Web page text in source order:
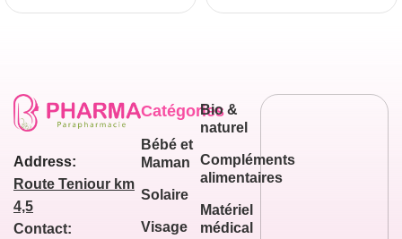
Address:
Route Teniour km
4,5
Contact:
Catégories
Bébé et
Maman
Solaire
Visage
Bio &
naturel
Compléments
alimentaires
Matériel
médical